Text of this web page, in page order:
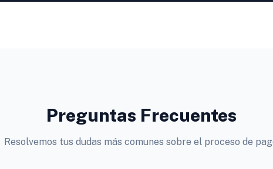
Preguntas Frecuentes
Resolvemos tus dudas más comunes sobre el proceso de